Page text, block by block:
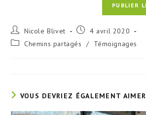
Auteur/autrice
de
la
Nicole Blivet
Publication
4 avril 2020
Post Chemins partagés / Témoignages
VOUS DEVRIEZ ÉGALEMENT AIMER